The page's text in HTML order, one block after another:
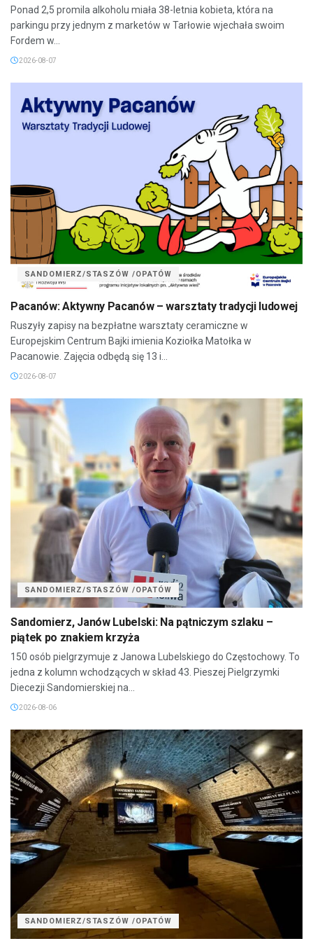
Ponad 2,5 promila alkoholu miała 38-letnia kobieta, która na
parkingu przy jednym z marketów w Tarłowie wjechała swoim
Fordem w...
2026-08-07
SANDOMIERZ/STASZÓW /OPATÓW
Pacanów: Aktywny Pacanów – warsztaty tradycji ludowej
Ruszyły zapisy na bezpłatne warsztaty ceramiczne w
Europejskim Centrum Bajki imienia Koziołka Matołka w
Pacanowie. Zajęcia odbędą się 13 i...
2026-08-07
SANDOMIERZ/STASZÓW /OPATÓW
Sandomierz, Janów Lubelski: Na pątniczym szlaku –
piątek po znakiem krzyża
150 osób pielgrzymuje z Janowa Lubelskiego do Częstochowy. To
jedna z kolumn wchodzących w skład 43. Pieszej Pielgrzymki
Diecezji Sandomierskiej na...
2026-08-06
SANDOMIERZ/STASZÓW /OPATÓW